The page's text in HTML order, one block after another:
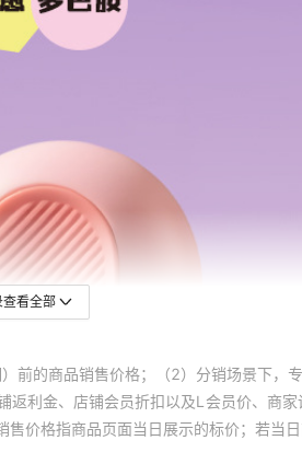
查看全部
前的商品销售价格；（2）分销场景下
利金、店铺会员折扣以及L会员价、商
价格指商品页面当日展示的标价；若当